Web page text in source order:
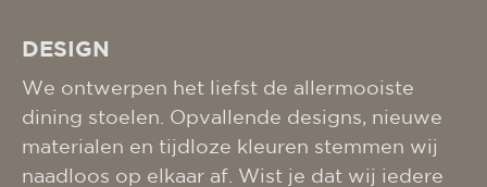
DESIGN
We ontwerpen het liefst de allermooiste
dining stoelen. Opvallende designs, nieuwe
materialen en tijdloze kleuren stemmen wij
naadloos op elkaar af. Wist je dat wij iedere